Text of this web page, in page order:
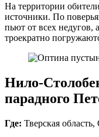
На территории
источники. По
пьют от всех недугов,
троекратно
парадного
Где: Тверская